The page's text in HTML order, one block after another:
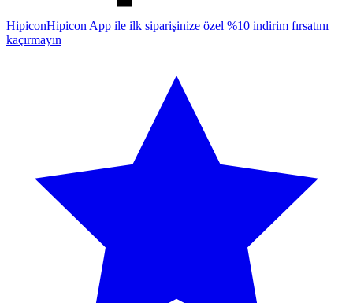
HipiconHipicon App ile ilk siparişinize özel %10 indirim fırsatını
kaçırmayın